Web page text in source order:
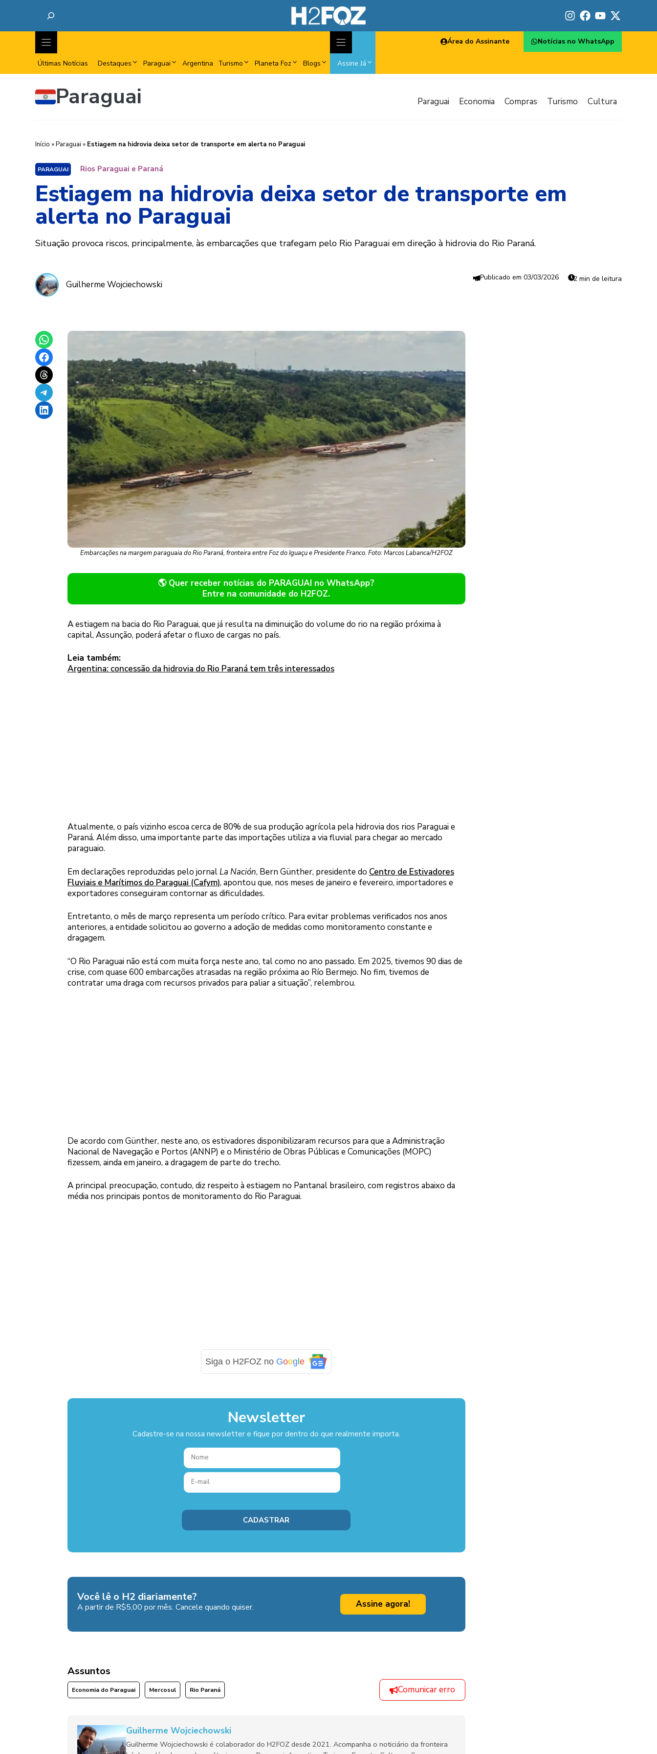
Últimas Notícias Destaques Paraguai Argentina Turismo Planeta Foz Blogs Assine Já
Área do Assinante Notícias no WhatsApp
Paraguai Paraguai Economia Compras Turismo Cultura
Início »Paraguai » Estiagem na hidrovia deixa setor de transporte em alerta no Paraguai
PARAGUAI Rios Paraguai e Paraná
Estiagem na hidrovia deixa setor de transporte em
alerta no Paraguai
Situação provoca riscos, principalmente, às embarcações que trafegam pelo Rio Paraguai em direção à hidrovia do Rio Paraná.
Guilherme Wojciechowski
03/03/2026 2 min de leitura
Share on WhatsApp
Share on Facebook
Share on Threads
Share on Telegram
Share on LinkedIn
Embarcações na margem paraguaia do Rio Paraná, fronteira entre Foz do Iguaçu e Presidente Franco. Foto: Marcos Labanca/H2FOZ
🌎 Quer receber notícias do PARAGUAI no WhatsApp?
Entre na comunidade do H2FOZ.
A estiagem na bacia do Rio Paraguai, que já resulta na diminuição do volume do rio na região próxima à
capital, Assunção, poderá afetar o fluxo de cargas no país.
Leia também:
Argentina: concessão da hidrovia do Rio Paraná tem três interessados
Atualmente, o país vizinho escoa cerca de 80% de sua produção agrícola pela hidrovia dos rios Paraguai e
Paraná. Além disso, uma importante parte das importações utiliza a via fluvial para chegar ao mercado
paraguaio.
Em declarações reproduzidas pelo jornalLa Nación, Bern Günther, presidente do Centro de Estivadores
Fluviais e Marítimos do Paraguai (Cafym), apontou que, nos meses de janeiro e fevereiro, importadores e
exportadores conseguiram contornar as dificuldades.
Entretanto, o mês de março representa um período crítico. Para evitar problemas verificados nos anos
anteriores, a entidade solicitou ao governo a adoção de medidas como monitoramento constante e
dragagem.
“O Rio Paraguai não está com muita força neste ano, tal como no ano passado. Em 2025, tivemos 90 dias de
crise, com quase 600 embarcações atrasadas na região próxima ao Río Bermejo. No fim, tivemos de
contratar uma draga com recursos privados para paliar a situação”, relembrou.
De acordo com Günther, neste ano, os estivadores disponibilizaram recursos para que a Administração
Nacional de Navegação e Portos (ANNP) e o Ministério de Obras Públicas e Comunicações (MOPC)
fizessem, ainda em janeiro, a dragagem de parte do trecho.
A principal preocupação, contudo, diz respeito à estiagem no Pantanal brasileiro, com registros abaixo da
média nos principais pontos de monitoramento do Rio Paraguai.
Siga o H2FOZ no Goog le
Newsletter
Cadastre-se na nossa newsletter e fique por dentro do que realmente importa.
Você lê o H2 diariamente?
A partir de R$5,00 por mês. Cancele quando quiser. Assine agora!
Assuntos
Economia do Paraguai Mercosul Rio Paraná Comunicar erro
Guilherme Wojciechowski
Guilherme Wojciechowski é colaborador do H2FOZ desde 2021. Acompanha o noticiário da fronteira